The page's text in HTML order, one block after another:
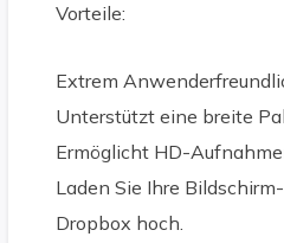
Vorteile:
Extrem
Unterstützt eine breite
Ermöglicht HD-
Laden Sie Ihre
Dropbox hoch.